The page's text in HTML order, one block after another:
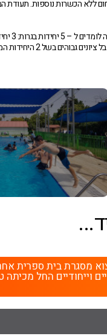
נחשבת על ידי
בית ספרית
וייחודיים החל